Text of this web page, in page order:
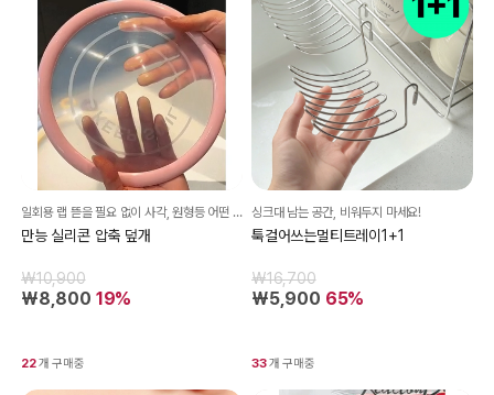
일회용 랩 뜯을 필요 없이 사각, 원형등 어떤 모양의 그릇, 냄비 등에 압축가능해요!
만능 실리콘 압축 덮개
₩10,900
₩8,800 19%
22개 구매중
싱크대 남는 공간, 비워두지 마세요!
툭걸어쓰는멀티트레이1+1
₩16,700
₩5,900 65%
33개 구매중